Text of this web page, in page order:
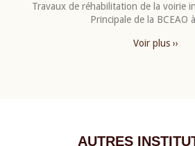
Travaux de réhabilitation de la voirie
Principale de la BCEAO
Voir plus ››
AUTRES